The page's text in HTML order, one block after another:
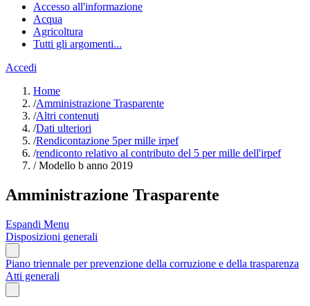
Accesso all'informazione
Acqua
Agricoltura
Tutti gli argomenti...
Accedi
Home
/Amministrazione Trasparente
/Altri contenuti
/Dati ulteriori
/Rendicontazione 5per mille irpef
/rendiconto relativo al contributo del 5 per mille dell'irpef
/Modello b anno 2019
Amministrazione Trasparente
Espandi Menu
Disposizioni generali
Piano triennale per prevenzione della corruzione e della trasparenza
Atti generali